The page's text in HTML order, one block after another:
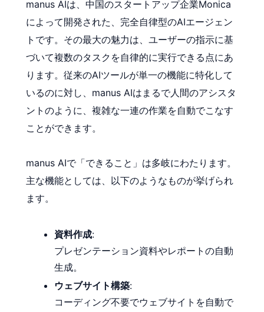
manus AIは、中国のスタートアップ企業Monica
によって開発された、完全自律型のAIエージェン
トです。その最大の魅力は、ユーザーの指示に基
づいて複数のタスクを自律的に実行できる点にあ
ります。従来のAIツールが単一の機能に特化して
いるのに対し、manus AIはまるで人間のアシスタ
ントのように、複雑な一連の作業を自動でこなす
ことができます。
manus AIで「できること」は多岐にわたります。
主な機能としては、以下のようなものが挙げられ
ます。
資料作成:
プレゼンテーション資料やレポートの自動
生成。
ウェブサイト構築:
コーディング不要でウェブサイトを自動で